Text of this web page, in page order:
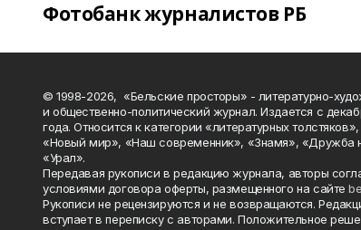
Фотобанк журналистов РБ
© 1998-2026, «Бельские просторы» - литературно-
и общественно-политический журнал. Издается с
года. Относится к категории «литературных
«Новый мир», «Наш современник», «Знамя», «Дружба
«Урал».
Передавая рукописи в редакцию журнала, авторы
условиями договора оферты, размещенного на сайте
Рукописи не рецензируются и не возвращаются.
вступает в переписку с авторами. Положительное